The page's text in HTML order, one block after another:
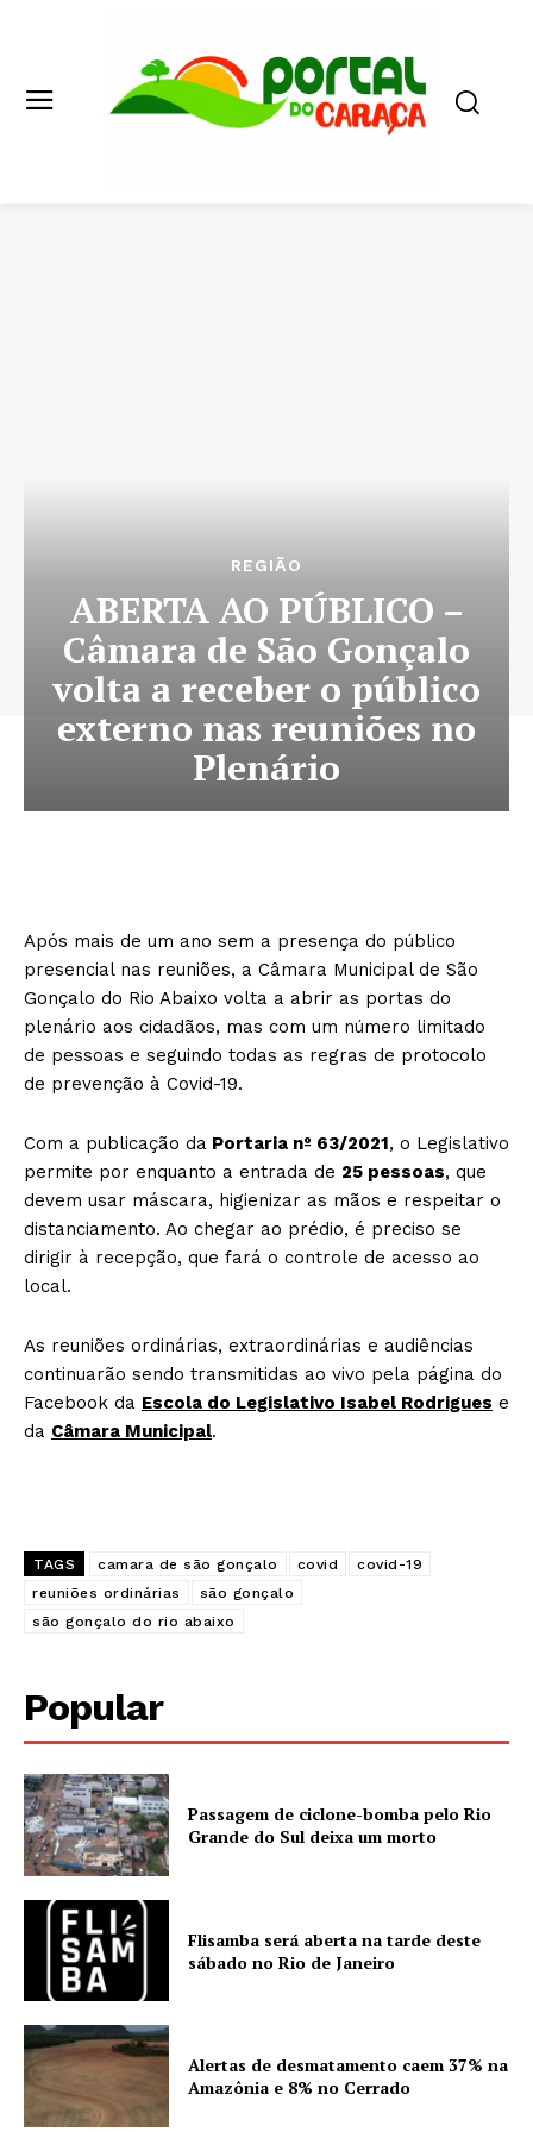
REGIÃO
ABERTA AO PÚBLICO –
Câmara de São Gonçalo
volta a receber o público
externo nas reuniões no
Plenário
Após mais de um ano sem a presença do público
presencial nas reuniões, a Câmara Municipal de São
Gonçalo do Rio Abaixo volta a abrir as portas do
plenário aos cidadãos, mas com um número limitado
de pessoas e seguindo todas as regras de protocolo
de prevenção à Covid-19.
Com a publicação da Portaria nº 63/2021, o Legislativo
permite por enquanto a entrada de 25 pessoas, que
devem usar máscara, higienizar as mãos e respeitar o
distanciamento. Ao chegar ao prédio, é preciso se
dirigir à recepção, que fará o controle de acesso ao
local.
As reuniões ordinárias, extraordinárias e audiências
continuarão sendo transmitidas ao vivo pela página do
Facebook da Escola do Legislativo Isabel Rodrigues e
da Câmara Municipal.
TAGS camara de são gonçalo covid
covid-19
reuniões ordinárias
são gonçalo
são gonçalo do rio abaixo
Popular
Passagem de ciclone-bomba pelo Rio
Grande do Sul deixa um morto
Flisamba será aberta na tarde deste
sábado no Rio de Janeiro
Alertas de desmatamento caem 37% na
Amazônia e 8% no Cerrado